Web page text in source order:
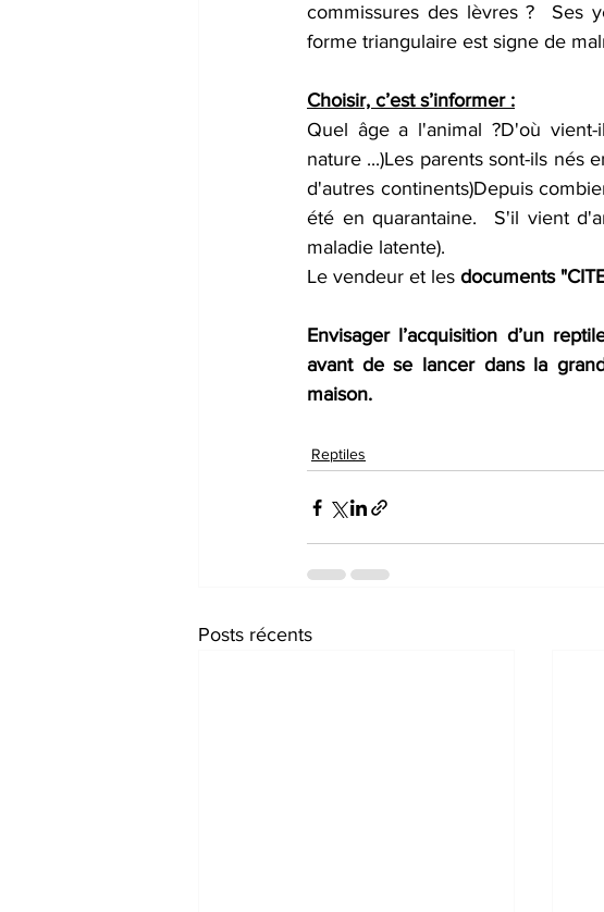
commissures des lèvres ?  Ses
forme triangulaire est signe de
Choisir, c’est s’informer :
Quel âge a l'animal ?D'où
nature ...)Les parents sont-ils nés
d'autres continents)Depuis
été en quarantaine.  S'il vient
maladie latente).
Le vendeur et les documents
Envisager l’acquisition d’un
avant de se lancer dans la
maison.
Reptiles
Posts récents